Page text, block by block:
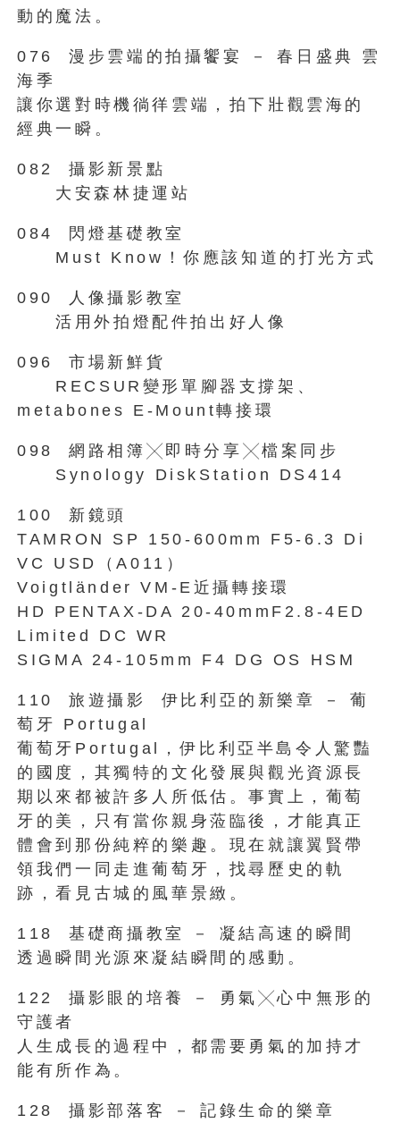
動的魔法。
076 漫步雲端的拍攝饗宴 － 春日盛典 雲
海季
讓你選對時機徜徉雲端，拍下壯觀雲海的
經典一瞬。
082 攝影新景點
大安森林捷運站
084 閃燈基礎教室
Must Know！你應該知道的打光方式
090 人像攝影教室
活用外拍燈配件拍出好人像
096 市場新鮮貨
RECSUR變形單腳器支撐架、
metabones E-Mount轉接環
098 網路相簿╳即時分享╳檔案同步
Synology DiskStation DS414
100 新鏡頭
TAMRON SP 150-600mm F5-6.3 Di
VC USD（A011）
Voigtländer VM-E近攝轉接環
HD PENTAX-DA 20-40mmF2.8-4ED
Limited DC WR
SIGMA 24-105mm F4 DG OS HSM
110 旅遊攝影 伊比利亞的新樂章 － 葡
萄牙 Portugal
葡萄牙Portugal，伊比利亞半島令人驚豔
的國度，其獨特的文化發展與觀光資源長
期以來都被許多人所低估。事實上，葡萄
牙的美，只有當你親身蒞臨後，才能真正
體會到那份純粹的樂趣。現在就讓翼賢帶
領我們一同走進葡萄牙，找尋歷史的軌
跡，看見古城的風華景緻。
118 基礎商攝教室 － 凝結高速的瞬間
透過瞬間光源來凝結瞬間的感動。
122 攝影眼的培養 － 勇氣╳心中無形的
守護者
人生成長的過程中，都需要勇氣的加持才
能有所作為。
128 攝影部落客 － 記錄生命的樂章